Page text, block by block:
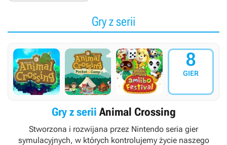
Gry z serii
8
GIER
Gry z serii Animal Crossing
Stworzona i rozwijana przez Nintendo seria gier
symulacyjnych, w których kontrolujemy życie naszego